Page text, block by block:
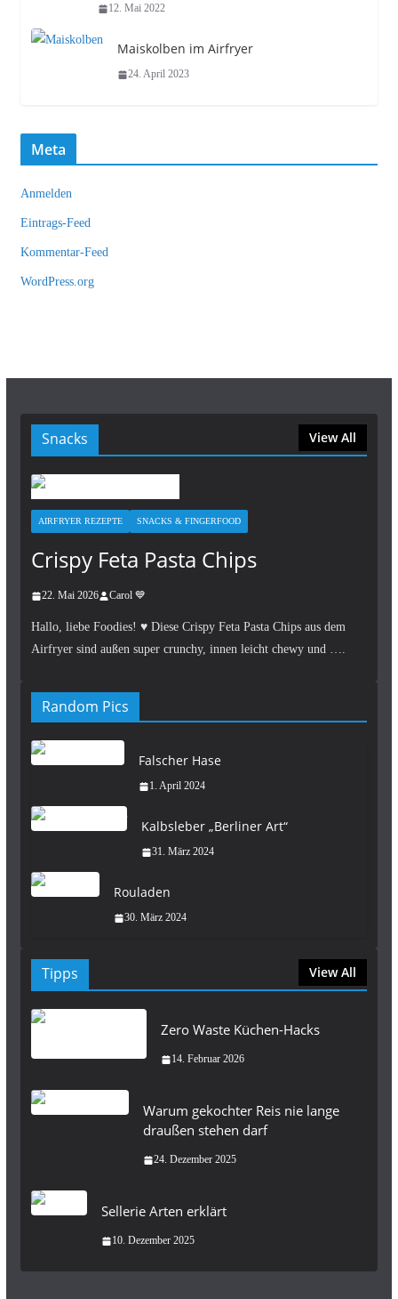
12. Mai 2022
Maiskolben im Airfryer
24. April 2023
Meta
Anmelden
Eintrags-Feed
Kommentar-Feed
WordPress.org
Snacks View All
AIRFRYER REZEPTE SNACKS & FINGERFOOD
Crispy Feta Pasta Chips
22. Mai 2026 Carol 💙
Hallo, liebe Foodies! ♥︎ Diese Crispy Feta Pasta Chips aus dem
Airfryer sind außen super crunchy, innen leicht chewy und ….
Random Pics
Falscher Hase
1. April 2024
Kalbsleber „Berliner Art“
31. März 2024
Rouladen
30. März 2024
Tipps View All
Zero Waste Küchen-Hacks
14. Februar 2026
Warum gekochter Reis nie lange
draußen stehen darf
24. Dezember 2025
Sellerie Arten erklärt
10. Dezember 2025